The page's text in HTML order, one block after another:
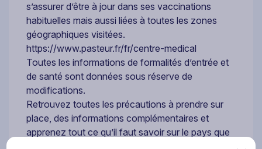
s’assurer d’être à jour dans ses vaccinations
habituelles mais aussi liées à toutes les zones
géographiques visitées.
https://www.pasteur.fr/fr/centre-medical
Toutes les informations de formalités d’entrée et
de santé sont données sous réserve de
modifications.
Retrouvez toutes les précautions à prendre sur
place, des informations complémentaires et
apprenez tout ce qu’il faut savoir sur le pays que